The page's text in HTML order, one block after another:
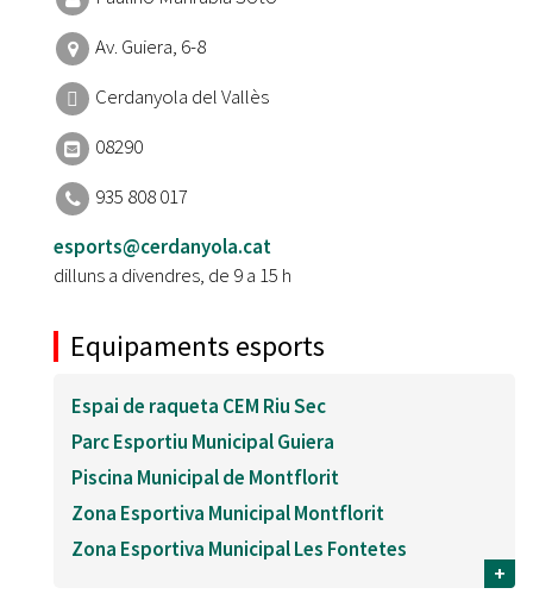
Av. Guiera, 6-8
Cerdanyola del Vallès
08290
935 808 017
esports@cerdanyola.cat
dilluns a divendres, de 9 a 15 h
Equipaments esports
Espai de raqueta CEM Riu Sec
Parc Esportiu Municipal Guiera
Piscina Municipal de Montflorit
Zona Esportiva Municipal Montflorit
Zona Esportiva Municipal Les Fontetes
+